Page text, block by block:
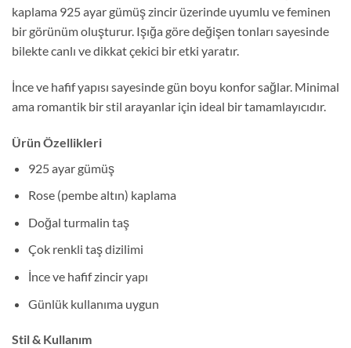
kaplama 925 ayar gümüş zincir üzerinde uyumlu ve feminen
bir görünüm oluşturur. Işığa göre değişen tonları sayesinde
bilekte canlı ve dikkat çekici bir etki yaratır.
İnce ve hafif yapısı sayesinde gün boyu konfor sağlar. Minimal
ama romantik bir stil arayanlar için ideal bir tamamlayıcıdır.
Ürün Özellikleri
925 ayar gümüş
Rose (pembe altın) kaplama
Doğal turmalin taş
Çok renkli taş dizilimi
İnce ve hafif zincir yapı
Günlük kullanıma uygun
Stil & Kullanım